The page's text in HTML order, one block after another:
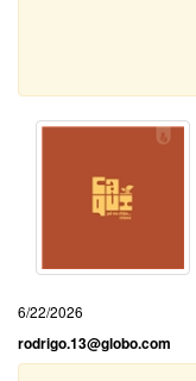
6/22/2026
rodrigo.13@globo.com